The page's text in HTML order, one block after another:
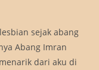
sejak abang
Abang Imran
dari aku di